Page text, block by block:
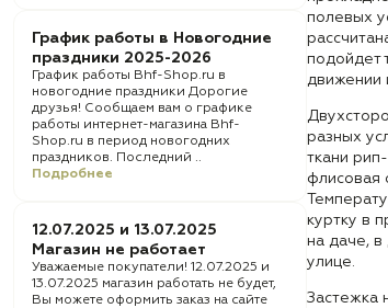
График работы в Новогодние
праздники 2025-2026
График работы Bhf-Shop.ru в
новогодние праздники Дорогие
друзья! Сообщаем вам о графике
работы интернет-магазина Bhf-
Shop.ru в период новогодних
праздников. Последний ..
Подробнее
12.07.2025 и 13.07.2025
Магазин не работает
Уважаемые покупатели! 12.07.2025 и
13.07.2025 магазин работать не будет,
Вы можете оформить заказ на сайте
полевых
подойдет
движении
разных
ткани
флисовая
куртку в
на даче,
улице.
Застежка